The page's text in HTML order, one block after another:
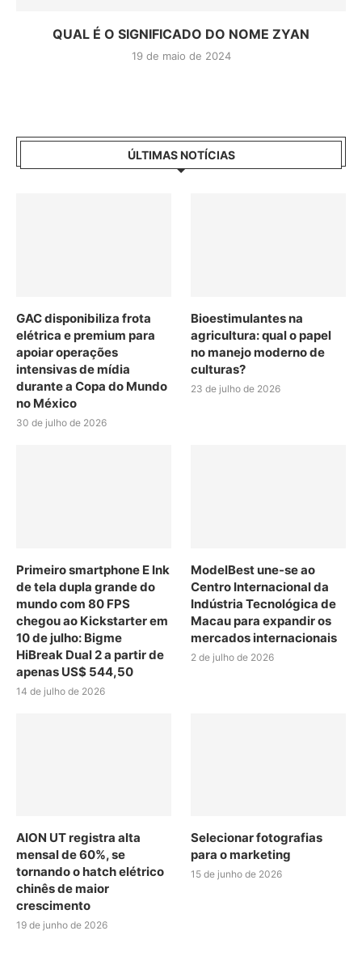
QUAL É O SIGNIFICADO DO NOME ZYAN
19 de maio de 2024
ÚLTIMAS NOTÍCIAS
GAC disponibiliza frota
elétrica e premium para
apoiar operações
intensivas de mídia
durante a Copa do Mundo
no México
30 de julho de 2026
Bioestimulantes na
agricultura: qual o papel
no manejo moderno de
culturas?
23 de julho de 2026
Primeiro smartphone E Ink
de tela dupla grande do
mundo com 80 FPS
chegou ao Kickstarter em
10 de julho: Bigme
HiBreak Dual 2 a partir de
apenas US$ 544,50
14 de julho de 2026
ModelBest une-se ao
Centro Internacional da
Indústria Tecnológica de
Macau para expandir os
mercados internacionais
2 de julho de 2026
AION UT registra alta
mensal de 60%, se
tornando o hatch elétrico
chinês de maior
crescimento
19 de junho de 2026
Selecionar fotografias
para o marketing
15 de junho de 2026